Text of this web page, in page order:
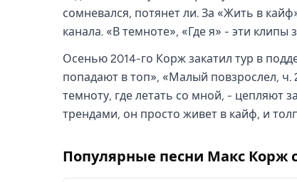
сомневался, потянет ли. За «Жить в
канала. «В темноте», «Где я» - эти
Осенью 2014-го Корж закатил тур в
попадают в топ», «Малый повзрослел,
темноту, где летать со мной, - цепляют
трендами, он просто живет в кайф, и
Популярные песни Макс Корж